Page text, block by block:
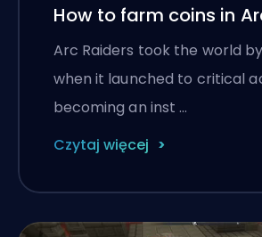
How to farm coins in
Arc Raiders took the world
when it launched to critical
becoming an inst …
Czytaj więcej